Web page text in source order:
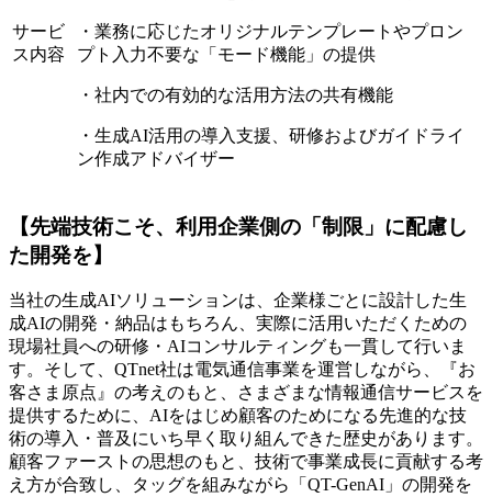
サービ
ス内容
・業務に応じたオリジナルテンプレートやプロン
プト入力不要な「モード機能」の提供
・社内での有効的な活用方法の共有機能
・生成AI活用の導入支援、研修およびガイドライ
ン作成アドバイザー
【先端技術こそ、利用企業側の「制限」に配慮し
た開発を】
当社の生成AIソリューションは、企業様ごとに設計した生
成AIの開発・納品はもちろん、実際に活用いただくための
現場社員への研修・AIコンサルティングも一貫して行いま
す。そして、QTnet社は電気通信事業を運営しながら、『お
客さま原点』の考えのもと、さまざまな情報通信サービスを
提供するために、AIをはじめ顧客のためになる先進的な技
術の導入・普及にいち早く取り組んできた歴史があります。
顧客ファーストの思想のもと、技術で事業成長に貢献する考
え方が合致し、タッグを組みながら「QT-GenAI」の開発を